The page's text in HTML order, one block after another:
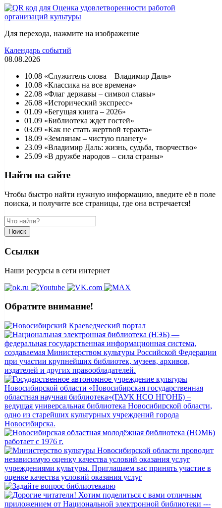
Для перехода, нажмите на изображение
Календарь событий
08.08.2026
10.08 «Служитель слова – Владимир Даль»
10.08 «Классика на все времена»
22.08 «Флаг державы – символ славы»
26.08 «Исторический экспресс»
01.09 «Бегущая книга – 2026»
01.09 «Библиотека ждет гостей»
03.09 «Как не стать жертвой теракта»
18.09 «Землянам – чистую планету»
23.09 «Владимир Даль: жизнь, судьба, творчество»
25.09 «В дружбе народов – сила страны»
Найти на сайте
Чтобы быстро найти нужную информацию, введите её в поле
поиска, и получите все страницы, где она встречается!
Поиск
Ссылки
Наши ресурсы в сети интернет
Обратите внимание!